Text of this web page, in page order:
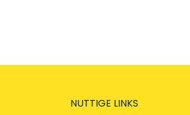
NUTTIGE LINKS